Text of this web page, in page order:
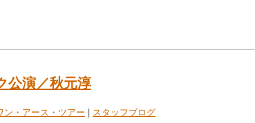
公演／秋元淳
ン・アース・ツアー | スタッフブログ